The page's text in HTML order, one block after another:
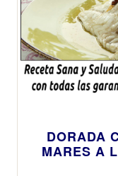
DORADA
MARES A